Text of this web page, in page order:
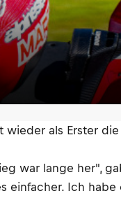
als Erster
war lange her",
Ich habe